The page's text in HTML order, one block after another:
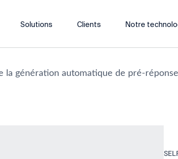
Solutions Clients Notre
la génération automatique de pré-